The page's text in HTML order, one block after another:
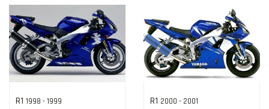
R1 1998 - 1999 R1 2000 - 2001